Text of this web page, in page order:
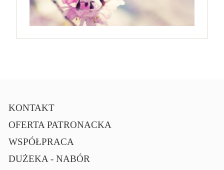
KONTAKT
OFERTA PATRONACKA
WSPÓŁPRACA
DUŻEKA - NABÓR